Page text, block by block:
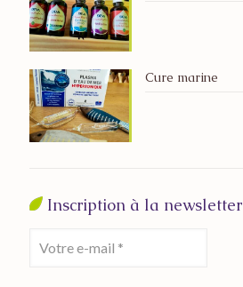
Cure marine
Inscription à la newsletter